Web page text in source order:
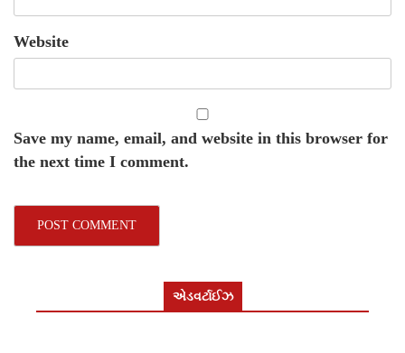
Website
Save my name, email, and website in this browser for
the next time I comment.
એડવર્ટાઈઝ